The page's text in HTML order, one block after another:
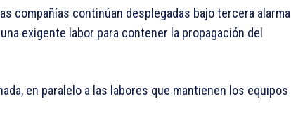
compañías continúan desplegadas bajo tercera alarma
exigente labor para contener la propagación del
en paralelo a las labores que mantienen los equipos